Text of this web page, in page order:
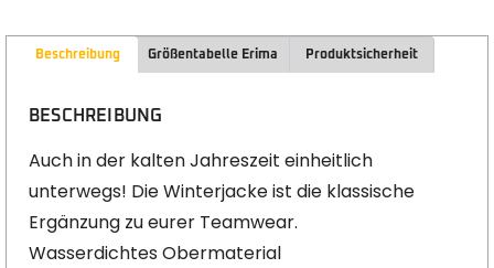
Beschreibung Größentabelle Erima Produktsicherheit
BESCHREIBUNG
Auch in der kalten Jahreszeit einheitlich
unterwegs! Die Winterjacke ist die klassische
Ergänzung zu eurer Teamwear.
Wasserdichtes Obermaterial